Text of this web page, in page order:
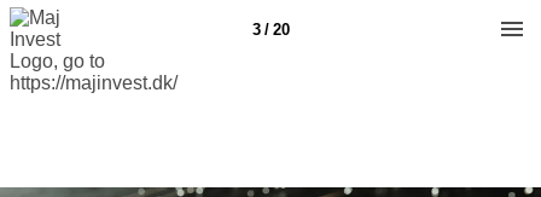
3 / 20